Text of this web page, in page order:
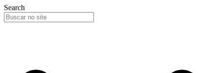
Search